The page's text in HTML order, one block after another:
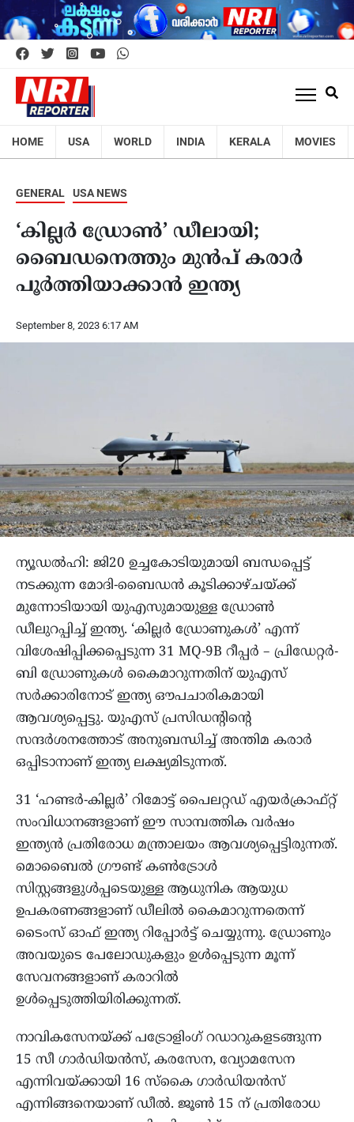
HOME USA WORLD INDIA KERALA MOVIES
GENERAL USA NEWS
‘കില്ലർ ഡ്രോണ്‍’ ഡീലായി;
ബെെഡനെത്തും മുന്‍പ് കരാർ
പൂർത്തിയാക്കാന്‍ ഇന്ത്യ
September 8, 2023 6:17 AM
ന്യൂഡൽഹി: ജി20 ഉച്ചകോടിയുമായി ബന്ധപ്പെട്ട്
നടക്കുന്ന മോദി-ബൈഡൻ കൂടിക്കാഴ്ചയ്ക്ക്
മുന്നോടിയായി യുഎസുമായുള്ള ഡ്രോണ്‍
ഡീലുറപ്പിച്ച് ഇന്ത്യ. ‘കില്ലർ ഡ്രോണുകള്‍’ എന്ന്
വിശേഷിപ്പിക്കപ്പെടുന്ന 31 MQ-9B റീപ്പർ – പ്രിഡേറ്റർ-
ബി ഡ്രോണുകൾ കെെമാറുന്നതിന് യുഎസ്
സർക്കാരിനോട് ഇന്ത്യ ഔപചാരികമായി
ആവശ്യപ്പെട്ടു. യുഎസ് പ്രസിഡന്റിന്റെ
സന്ദർശനത്തോട് അനുബന്ധിച്ച് അന്തിമ കരാർ
ഒപ്പിടാനാണ് ഇന്ത്യ ലക്ഷ്യമിടുന്നത്.
31 ‘ഹണ്ടർ-കില്ലർ’ റിമോട്ട് പൈലറ്റഡ് എയർക്രാഫ്റ്റ്
സംവിധാനങ്ങളാണ് ഈ സാമ്പത്തിക വർഷം
ഇന്ത്യന്‍ പ്രതിരോധ മന്ത്രാലയം ആവശ്യപ്പെട്ടിരുന്നത്.
മൊബൈൽ ഗ്രൗണ്ട് കൺട്രോൾ
സിസ്റ്റങ്ങളുള്‍പ്പടെയുള്ള ആധുനിക ആയുധ
ഉപകരണങ്ങളാണ് ഡീലില്‍ കെെമാറുന്നതെന്ന്
ടെെംസ് ഓഫ് ഇന്ത്യ റിപ്പോർട്ട് ചെയ്യുന്നു. ഡ്രോണും
അവയുടെ പേലോഡുകളും ഉള്‍പ്പെടുന്ന മൂന്ന്
സേവനങ്ങളാണ് കരാറില്‍
ഉള്‍പ്പെടുത്തിയിരിക്കുന്നത്.
നാവികസേനയ്ക്ക് പട്രോളിംഗ് റഡാറുകളടങ്ങുന്ന
15 സീ ഗാർഡിയൻസ്, കരസേന, വ്യോമസേന
എന്നിവയ്ക്കായി 16 സ്കൈ ഗാർഡിയൻസ്
എന്നിങ്ങനെയാണ് ഡീല്‍. ജൂൺ 15 ന് പ്രതിരോധ